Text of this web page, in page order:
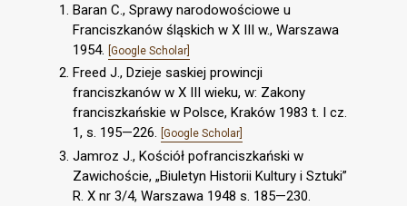
Baran C., Sprawy narodowościowe u
Franciszkanów śląskich w X III w., Warszawa
1954.
[Google Scholar]
Freed J., Dzieje saskiej prowincji
franciszkanów w X III wieku, w: Zakony
franciszkańskie w Polsce, Kraków 1983 t. I cz.
1, s. 195—226. [Google Scholar]
Jamroz J., Kościół pofranciszkański w
Zawichoście, „Biuletyn Historii Kultury i Sztuki”
R. X nr 3/4, Warszawa 1948 s. 185—230.